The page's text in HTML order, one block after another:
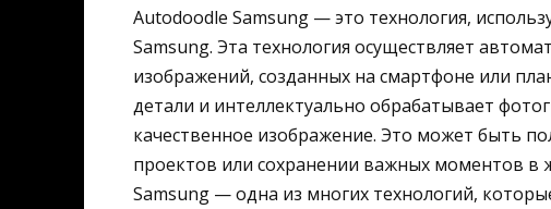
Autodoodle Samsung — это технология,
Samsung. Эта технология осуществляет
изображений, созданных на смартфоне или
детали и интеллектуально обрабатывает
качественное изображение. Это может быть
проектов или сохранении важных моментов в
Samsung — одна из многих технологий,